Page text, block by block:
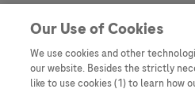
Denne nettsiden inneholder
informasjon som ellers ikke er
Vennligst vær oppmerksom på at vi
Our Use of Cookies
We use cookies and other
our website. Besides the strictly
like to use cookies (1) to learn how